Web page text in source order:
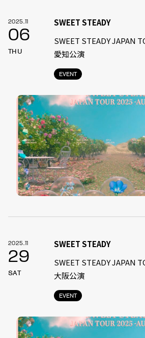
2025.11
06
THU
EVENT
SWEET STEADY
SWEET STEADY JAPAN
愛知公演
2025.11
29
SAT
EVENT
SWEET STEADY
SWEET STEADY JAPAN
大阪公演